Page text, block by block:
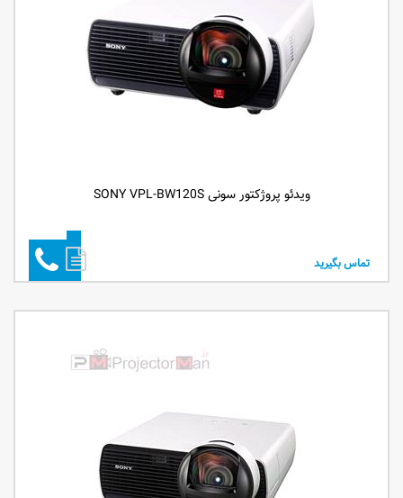
ویدئو پروژکتور سونی SONY VPL-BW120S
تماس بگیرید